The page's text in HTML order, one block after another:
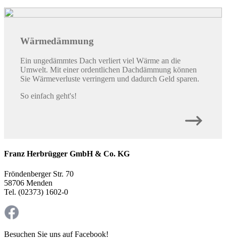
Wärmedämmung
Ein ungedämmtes Dach verliert viel Wärme an die
Umwelt. Mit einer ordentlichen Dachdämmung können
Sie Wärmeverluste verringern und dadurch Geld sparen.
So einfach geht's!
Franz Herbrügger GmbH & Co. KG
Fröndenberger Str. 70
58706 Menden
Tel. (02373) 1602-0
Besuchen Sie uns auf Facebook!